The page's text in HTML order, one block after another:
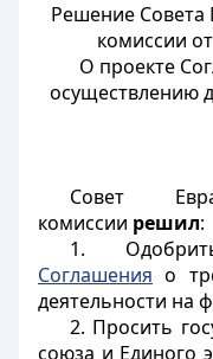
Решение Совета
комиссии
О проекте
осуществлению
Совет
комиссии решил:
1.
Соглашения о
деятельности на
2. Просить
союза и Единого